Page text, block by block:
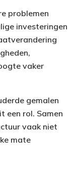
problemen
investeringen
vaker
gemalen
een rol. Samen
vaak niet
mate